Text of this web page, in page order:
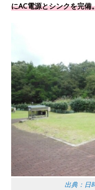
にAC電源とシンクを完備
出典：日